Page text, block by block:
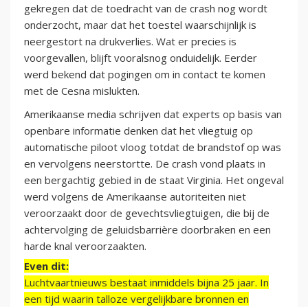
gekregen dat de toedracht van de crash nog wordt
onderzocht, maar dat het toestel waarschijnlijk is
neergestort na drukverlies. Wat er precies is
voorgevallen, blijft vooralsnog onduidelijk. Eerder
werd bekend dat pogingen om in contact te komen
met de Cesna mislukten.
Amerikaanse media schrijven dat experts op basis van
openbare informatie denken dat het vliegtuig op
automatische piloot vloog totdat de brandstof op was
en vervolgens neerstortte. De crash vond plaats in
een bergachtig gebied in de staat Virginia. Het ongeval
werd volgens de Amerikaanse autoriteiten niet
veroorzaakt door de gevechtsvliegtuigen, die bij de
achtervolging de geluidsbarrière doorbraken en een
harde knal veroorzaakten.
Even dit:
Luchtvaartnieuws bestaat inmiddels bijna 25 jaar. In
een tijd waarin talloze vergelijkbare bronnen en